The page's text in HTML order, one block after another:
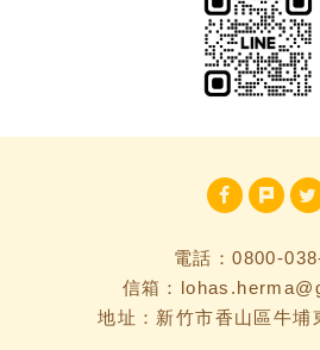
電話：0800-
信箱：
地址：新竹市香山區牛埔